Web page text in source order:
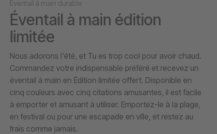
Éventail à main durable
Éventail à main édition
limitée
Nous adorons l'été, et Tu es trop cool pour avoir chaud.
Commandez votre indispensable préféré et recevez un
éventail à main en Édition limitée offert. Disponible en
cinq couleurs avec cinq citations amusantes, il est facile
à emporter et amusant à utiliser. Emportez-le à la plage,
en festival ou pour une escapade en ville, et restez au
frais comme jamais.